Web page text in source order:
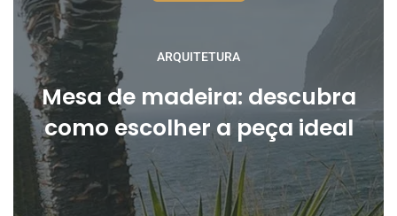
ARQUITETURA
Mesa de madeira: descubra
como escolher a peça ideal